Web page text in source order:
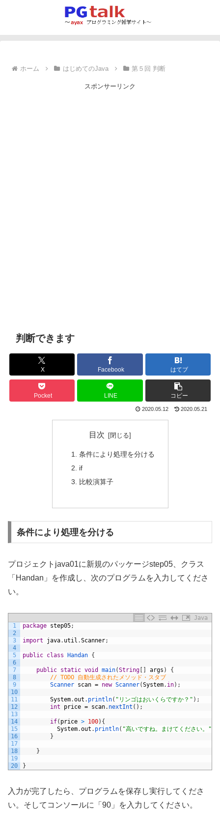
ホーム はじめてのJava 第５回 判断
スポンサーリンク
判断できます
X Facebook はてブ
Pocket LINE コピー
2020.05.12 2020.05.21
目次
条件により処理を分ける
if
比較演算子
条件により処理を分ける
プロジェクトjava01に新規のパッケージstep05、クラス
「Handan」を作成し、次のプログラムを入力してくださ
い。
Java
1
2
3
4
5
6
7
8
9
10
11
12
13
14
15
16
17
18
19
20
package step05;
import java. util .Scanner;
public class Handan {
public static void main(String args )
{
// TODO 自動生成されたメソッド・スタブ
Scanner scan = new Scanner(System. in) ;
System.out . println( "リンゴはおいくらですか？" ) ;
int
price = scan. nextInt ( ) ;
if( price > 100) {
System.out . println( "高いですね。まけてください。"
}
}
}
入力が完了したら、プログラムを保存し実行してくださ
い。そしてコンソールに「90」を入力してください。